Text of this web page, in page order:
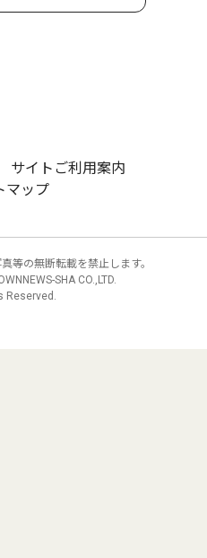
サイトご利用案内
マップ
等の無断転載を禁止します。
SHA CO.,LTD.
Reserved.